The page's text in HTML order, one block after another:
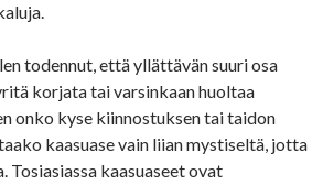
todennut, että yllättävän suuri osa
korjata tai varsinkaan huoltaa
onko kyse kiinnostuksen tai taidon
kaasuase vain liian mystiseltä, jotta
Tosiasiassa kaasuaseet ovat